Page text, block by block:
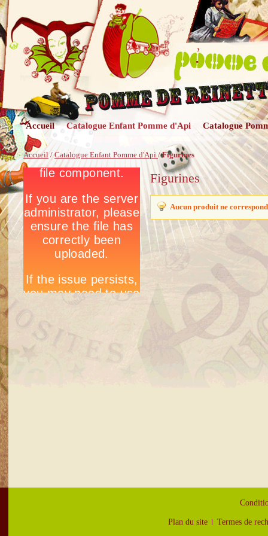
Accueil Catalogue Enfant Pomme d'Api Catalogue
Accueil /Catalogue Enfant Pomme d'Api /Figurines
Figurines
Aucun produit ne
Plan du site Termes de